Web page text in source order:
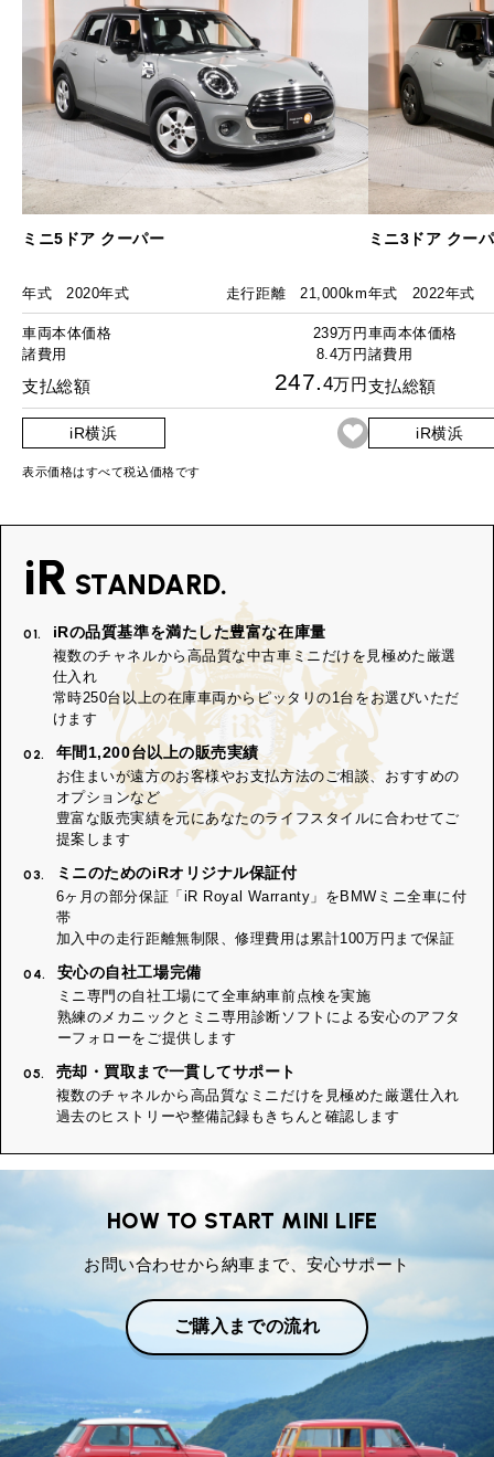
ミニ5ドア クーパー
年式 2020年式 走行距離 21,000km
車両本体価格
239万円
諸費用
8.4万円
支払総額 247.4万円
iR横浜
ミニ3ドア クー
年式 2022年式
車両本体価格
諸費用
支払総額
iR横浜
表示価格はすべて税込価格です
iR STANDARD.
01. iRの品質基準を満たした豊富な在庫量
複数のチャネルから高品質な中古車ミニだけを見極めた厳選
仕入れ
常時250台以上の在庫車両からピッタリの1台をお選びいただ
けます
02. 年間1,200台以上の販売実績
お住まいが遠方のお客様やお支払方法のご相談、おすすめの
オプションなど
豊富な販売実績を元にあなたのライフスタイルに合わせてご
提案します
03. ミニのためのiRオリジナル保証付
6ヶ月の部分保証「iR Royal Warranty」をBMWミニ全車に付
帯
加入中の走行距離無制限、修理費用は累計100万円まで保証
04. 安心の自社工場完備
ミニ専門の自社工場にて全車納車前点検を実施
熟練のメカニックとミニ専用診断ソフトによる安心のアフタ
ーフォローをご提供します
05. 売却・買取まで一貫してサポート
複数のチャネルから高品質なミニだけを見極めた厳選仕入れ
過去のヒストリーや整備記録もきちんと確認します
HOW TO START MINI LIFE
お問い合わせから納車まで、安心サポート
ご購入までの流れ